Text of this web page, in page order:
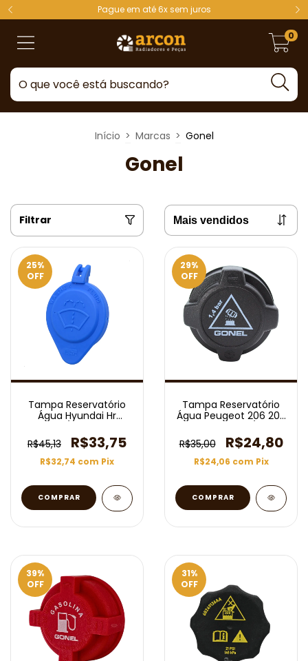
Pague em até 6x sem juros
0
Início > Marcas > Gonel
Gonel
Filtrar
25%
OFF
Tampa Reservatório
Água Hyundai Hr
R$45,13
R$33,75
R$32,74 com Pix
29%
OFF
Tampa Reservatório
Água Peugeot 206 207
R$35,00
R$24,80
R$24,06 com Pix
39%
OFF
31%
OFF